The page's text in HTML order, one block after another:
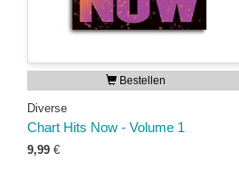
Bestellen
Diverse
Chart Hits Now - Volume 1
9,99 €